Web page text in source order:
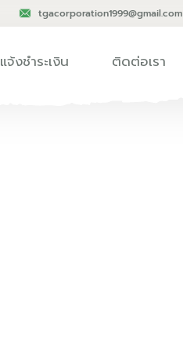
tgacorporation1999@gmail.com
แจ้งชำระเงิน ติดต่อเรา